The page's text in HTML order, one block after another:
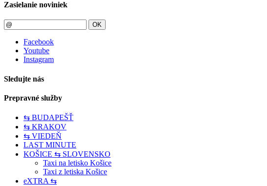
Zasielanie noviniek
OK
Facebook
Youtube
Instagram
Sledujte nás
Prepravné služby
⇆ BUDAPEŠŤ
⇆ KRAKOV
⇆ VIEDEŇ
LAST MINUTE
KOŠICE ⇆ SLOVENSKO
Taxi na letisko Košice
Taxi z letiska Košice
eXTRA ⇆